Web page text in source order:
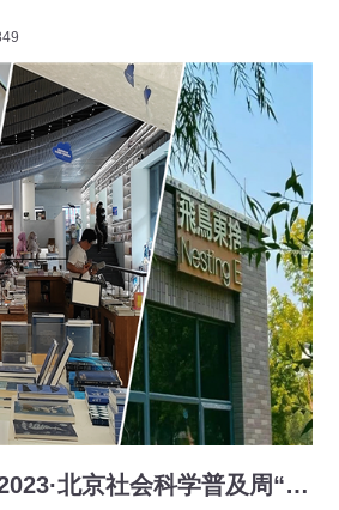
书香满京城——2023·北京社会科学普及周“探寻北京”五日行